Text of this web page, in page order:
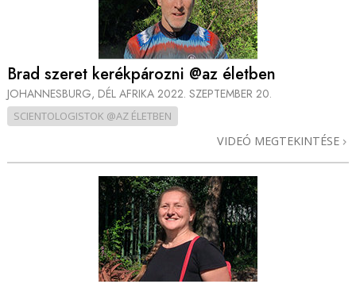
Brad szeret kerékpározni @az életben
JOHANNESBURG, DÉL AFRIKA 2022. SZEPTEMBER 20.
SCIENTOLOGISTOK @AZ ÉLETBEN
VIDEÓ MEGTEKINTÉSE